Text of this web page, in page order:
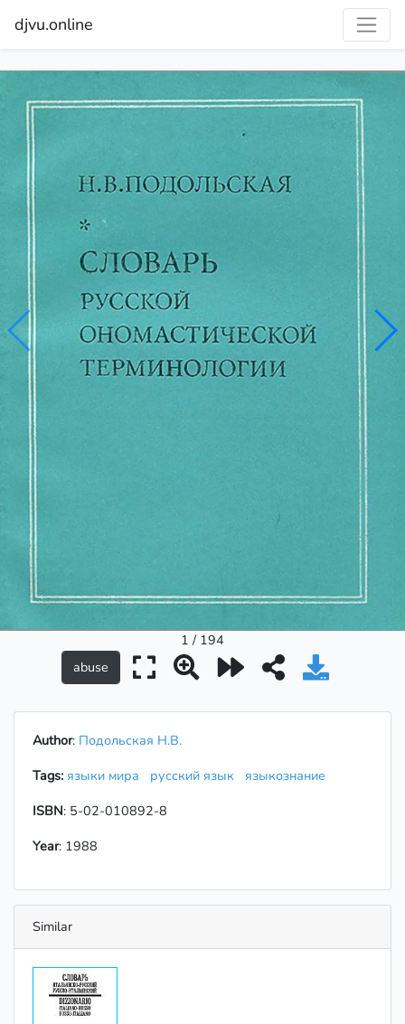
djvu.online
1 / 194
Author: Подольская Н.В.
Tags: языки мира русский язык
языкознание
ISBN: 5-02-010892-8
Year: 1988
Similar